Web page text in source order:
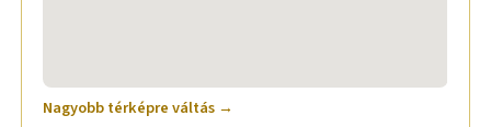
Nagyobb térképre váltás →